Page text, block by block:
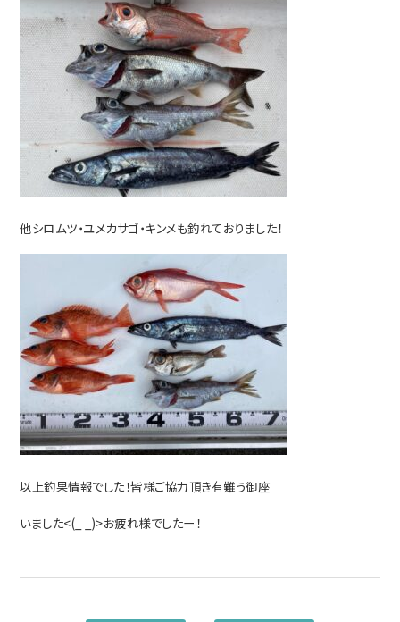
他シロムツ・ユメカサゴ・キンメも釣れておりました！
以上釣果情報でした！皆様ご協力頂き有難う御座
いました<(_ _)>お疲れ様でしたー！